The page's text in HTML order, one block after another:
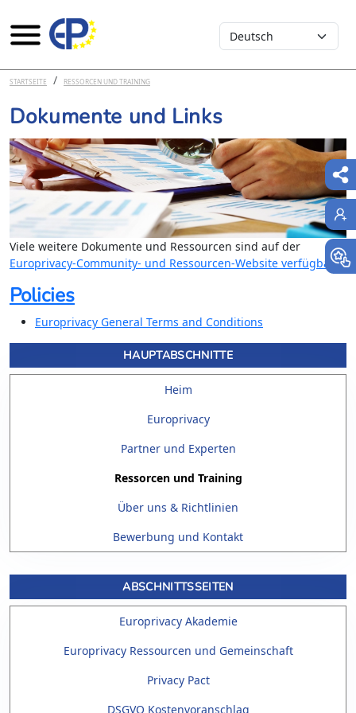
Direkt zum Inhalt
Zertifizierungsmechanismen
Select your language
STARTSEITE RESSORCEN UND TRAINING
Dokumente und Links
Viele weitere Dokumente und Ressourcen sind auf der
Europrivacy-Community- und Ressourcen-Website verfügbar.
Policies
Europrivacy General Terms and Conditions
HAUPTABSCHNITTE
Heim
Europrivacy
Partner und Experten
Ressorcen und Training
Über uns & Richtlinien
Bewerbung und Kontakt
ABSCHNITTSSEITEN
Europrivacy Akademie
Europrivacy Ressourcen und Gemeinschaft
Privacy Pact
DSGVO Kostenvoranschlag